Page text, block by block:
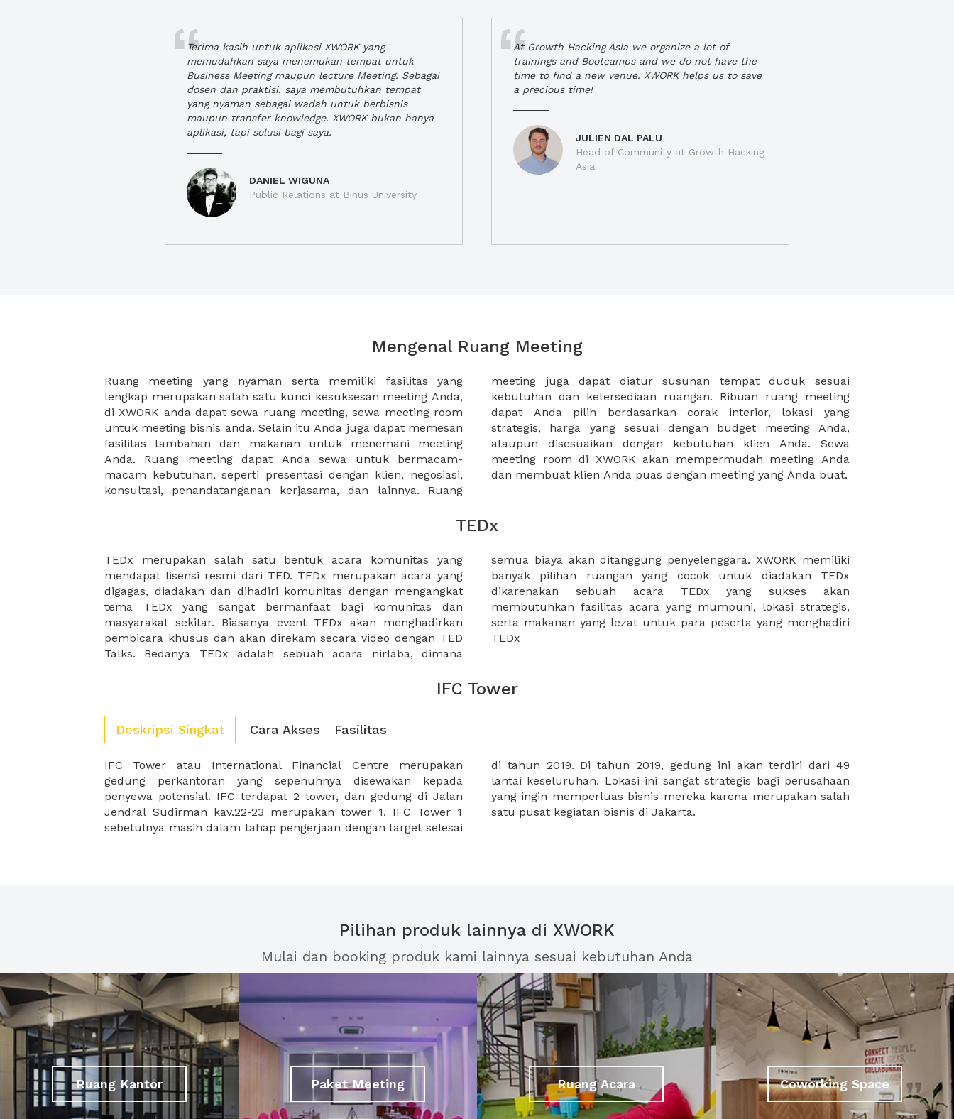
Terima kasih untuk aplikasi XWORK yang
memudahkan saya menemukan tempat untuk
Business Meeting maupun lecture Meeting. Sebagai
dosen dan praktisi, saya membutuhkan tempat
yang nyaman sebagai wadah untuk berbisnis
maupun transfer knowledge. XWORK bukan hanya
aplikasi, tapi solusi bagi saya.
DANIEL WIGUNA
Public Relations at Binus University
At Growth Hacking Asia we organize a lot of
trainings and Bootcamps and we do not have the
time to find a new venue. XWORK helps us to save
a precious time!
JULIEN DAL PALU
Head of Community at Growth Hacking
Asia
Mengenal Ruang Meeting
Ruang meeting yang nyaman serta memiliki fasilitas yang
lengkap merupakan salah satu kunci kesuksesan meeting Anda,
di XWORK anda dapat sewa ruang meeting, sewa meeting room
untuk meeting bisnis anda. Selain itu Anda juga dapat memesan
fasilitas tambahan dan makanan untuk menemani meeting
Anda. Ruang meeting dapat Anda sewa untuk bermacam-
macam kebutuhan, seperti presentasi dengan klien, negosiasi,
konsultasi, penandatanganan kerjasama, dan lainnya. Ruang
meeting juga dapat diatur susunan tempat duduk sesuai
kebutuhan dan ketersediaan ruangan. Ribuan ruang meeting
dapat Anda pilih berdasarkan corak interior, lokasi yang
strategis, harga yang sesuai dengan budget meeting Anda,
ataupun disesuaikan dengan kebutuhan klien Anda. Sewa
meeting room di XWORK akan mempermudah meeting Anda
dan membuat klien Anda puas dengan meeting yang Anda buat.
TEDx
TEDx merupakan salah satu bentuk acara komunitas yang
mendapat lisensi resmi dari TED. TEDx merupakan acara yang
digagas, diadakan dan dihadiri komunitas dengan mengangkat
tema TEDx yang sangat bermanfaat bagi komunitas dan
masyarakat sekitar. Biasanya event TEDx akan menghadirkan
pembicara khusus dan akan direkam secara video dengan TED
Talks. Bedanya TEDx adalah sebuah acara nirlaba, dimana
semua biaya akan ditanggung penyelenggara. XWORK memiliki
banyak pilihan ruangan yang cocok untuk diadakan TEDx
dikarenakan sebuah acara TEDx yang sukses akan
membutuhkan fasilitas acara yang mumpuni, lokasi strategis,
serta makanan yang lezat untuk para peserta yang menghadiri
TEDx
IFC Tower
Deskripsi Singkat Cara Akses Fasilitas
IFC Tower atau International Financial Centre merupakan
gedung perkantoran yang sepenuhnya disewakan kepada
penyewa potensial. IFC terdapat 2 tower, dan gedung di Jalan
Jendral Sudirman kav.22-23 merupakan tower 1. IFC Tower 1
sebetulnya masih dalam tahap pengerjaan dengan target selesai
di tahun 2019. Di tahun 2019, gedung ini akan terdiri dari 49
lantai keseluruhan. Lokasi ini sangat strategis bagi perusahaan
yang ingin memperluas bisnis mereka karena merupakan salah
satu pusat kegiatan bisnis di Jakarta.
Pilihan produk lainnya di XWORK
Mulai dan booking produk kami lainnya sesuai kebutuhan Anda
Ruang Kantor Paket Meeting Ruang Acara Coworking Space